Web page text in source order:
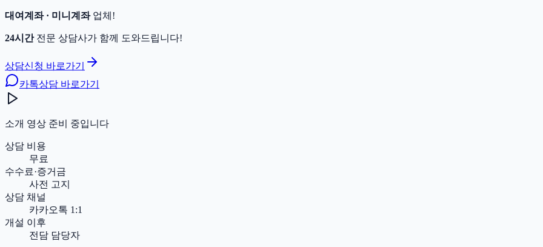
대여계좌 · 미니계좌업체!
24시간전문 상담사가 함께 도와드립니다!
상담신청 바로가기
카톡상담 바로가기
소개 영상 준비 중입니다
상담 비용
무료
수수료·증거금
사전 고지
상담 채널
카카오톡 1:1
개설 이후
전담 담당자